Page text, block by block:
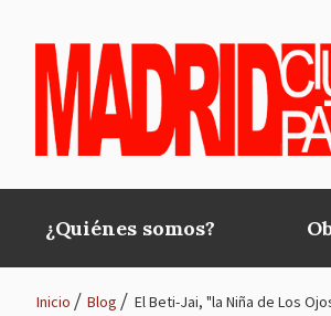
Main
navigation
¿Quiénes somos?
Inicio Blog El Beti-Jai, "la Niña de Los